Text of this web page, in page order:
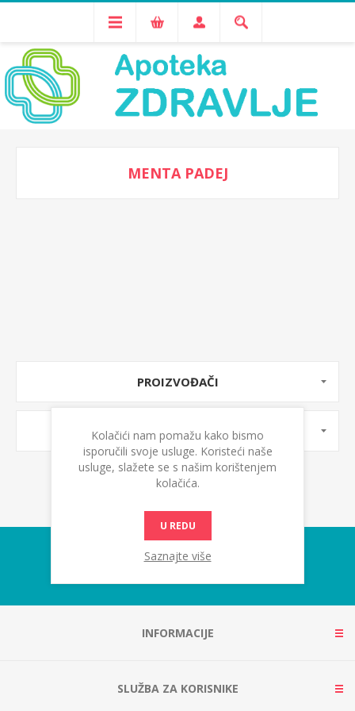
MENTA PADEJ
PROIZVOĐAČI
OZNAKE PROIZVODA
INFORMACIJE
SLUŽBA ZA KORISNIKE
Kolačići nam pomažu kako bismo
isporučili svoje usluge. Koristeći naše
usluge, slažete se s našim korištenjem
kolačića.
U REDU
Saznajte više